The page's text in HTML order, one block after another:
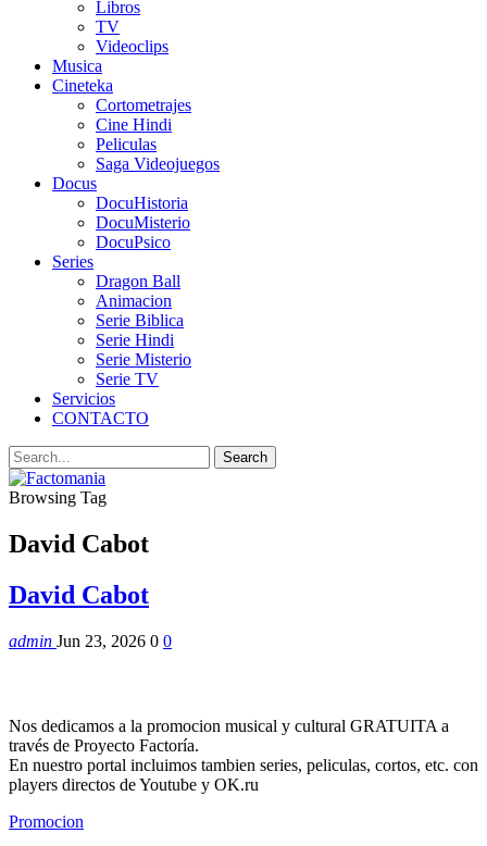
Libros
TV
Videoclips
Musica
Cineteka
Cortometrajes
Cine Hindi
Peliculas
Saga Videojuegos
Docus
DocuHistoria
DocuMisterio
DocuPsico
Series
Dragon Ball
Animacion
Serie Biblica
Serie Hindi
Serie Misterio
Serie TV
Servicios
CONTACTO
Browsing Tag
David Cabot
David Cabot
admin Jun 23, 2026 0 0
Nos dedicamos a la promocion musical y cultural GRATUITA a
través de Proyecto Factoría.
En nuestro portal incluimos tambien series, peliculas, cortos, etc. con
players directos de Youtube y OK.ru
Promocion